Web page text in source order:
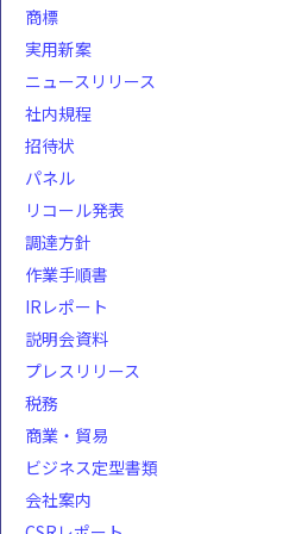
商標
実用新案
ニュースリリース
社内規程
招待状
パネル
リコール発表
調達方針
作業手順書
IRレポート
説明会資料
プレスリリース
税務
商業・貿易
ビジネス定型書類
会社案内